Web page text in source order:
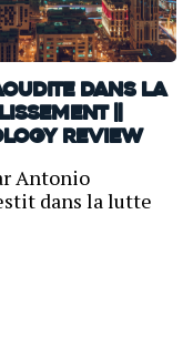
dans la
||
Review
Antonio
dans la lutte